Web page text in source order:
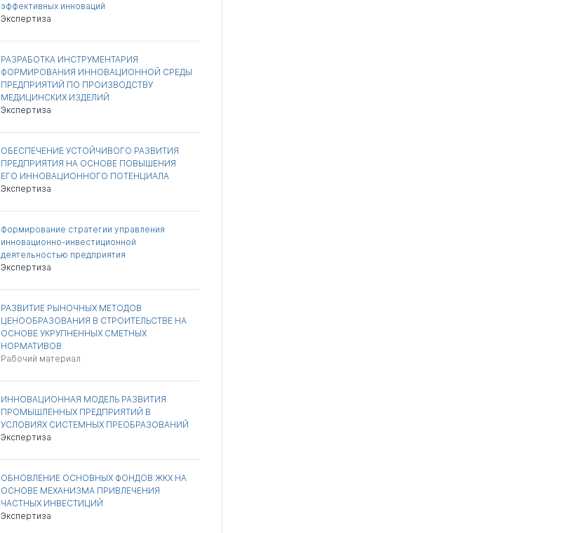
эффективных инноваций
Экспертиза
РАЗРАБОТКА ИНСТРУМЕНТАРИЯ
ФОРМИРОВАНИЯ ИННОВАЦИОННОЙ СРЕДЫ
ПРЕДПРИЯТИЙ ПО ПРОИЗВОДСТВУ
МЕДИЦИНСКИХ ИЗДЕЛИЙ
Экспертиза
ОБЕСПЕЧЕНИЕ УСТОЙЧИВОГО РАЗВИТИЯ
ПРЕДПРИЯТИЯ НА ОСНОВЕ ПОВЫШЕНИЯ
ЕГО ИННОВАЦИОННОГО ПОТЕНЦИАЛА
Экспертиза
Формирование стратегии управления
инновационно-инвестиционной
деятельностью предприятия
Экспертиза
РАЗВИТИЕ РЫНОЧНЫХ МЕТОДОВ
ЦЕНООБРАЗОВАНИЯ В СТРОИТЕЛЬСТВЕ НА
ОСНОВЕ УКРУПНЕННЫХ СМЕТНЫХ
НОРМАТИВОВ
Рабочий материал
ИННОВАЦИОННАЯ МОДЕЛЬ РАЗВИТИЯ
ПРОМЫШЛЕННЫХ ПРЕДПРИЯТИЙ В
УСЛОВИЯХ СИСТЕМНЫХ ПРЕОБРАЗОВАНИЙ
Экспертиза
ОБНОВЛЕНИЕ ОСНОВНЫХ ФОНДОВ ЖКХ НА
ОСНОВЕ МЕХАНИЗМА ПРИВЛЕЧЕНИЯ
ЧАСТНЫХ ИНВЕСТИЦИЙ
Экспертиза